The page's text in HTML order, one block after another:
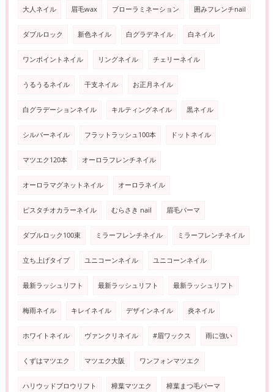
大人ネイル 眉毛wax ブローラミネーション 囲みフレンチnail
ダブルロック 新色ネイル 白グラデネイル 白ネイル
ワンポイントネイル リングネイル チェリーネイル
うるうるネイル 干支ネイル お正月ネイル
白グラデーションネイル キルティングネイル 黒ネイル
シルバーネイル フラットラッシュ100本 ドットネイル
マツエク120本 オーロラフレンチネイル
オーロラマグネットネイル オーロラネイル
ピスタチオカラーネイル むらさき nail 眉毛パーマ
ダブルロック100束 ミラーフレンチネイル ミラーフレンチネイル
立ち上げタイプ ユニコーンネイル ユニコーンネイル
最新ラッシュリフト 最新ラッシュリフト 最新ラッシュリフト
梅雨ネイル キレイネイル デザインネイル 炎ネイル
ホワイトネイル ヴァンクリネイル #眉ワックス 雨に強い
くずはマツエク マツエク大阪 ワンフォンマツエク
ハリウッドブロウリフト 樟葉マツエク 樟葉まつ毛パーマ